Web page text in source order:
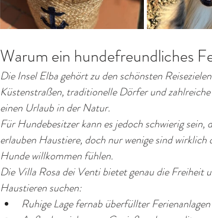
Warum ein hundefreundliches
Die Insel Elba gehört zu den schönsten
Küstenstraßen, traditionelle Dörfer und
einen Urlaub in der Natur.
Für Hundebesitzer kann es jedoch schwierig
erlauben Haustiere, doch nur wenige sind
Hunde willkommen fühlen.
Die Villa Rosa dei Venti bietet genau die Freiheit
Haustieren suchen:
Ruhige Lage fernab überfüllter Ferienanlagen